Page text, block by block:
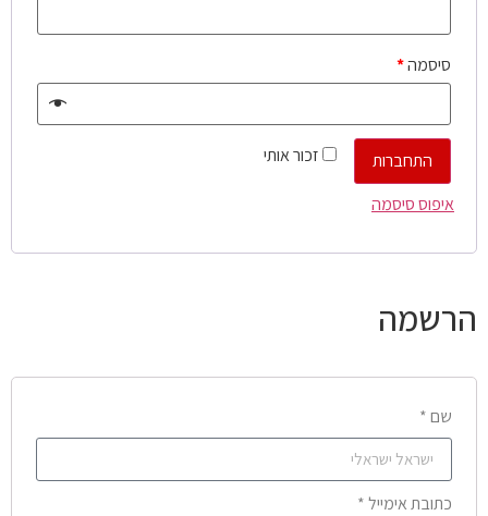
סיסמה*
זכור אותי
התחברות
איפוס סיסמה
הרשמה
שם *
כתובת אימייל *